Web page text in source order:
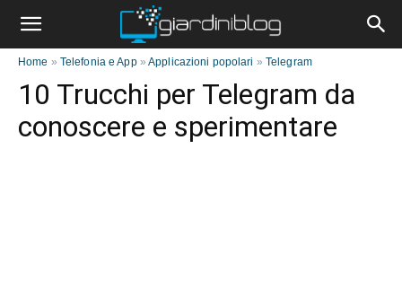
Home » Telefonia e App»Applicazioni popolari » Telegram
10 Trucchi per Telegram da
conoscere e sperimentare